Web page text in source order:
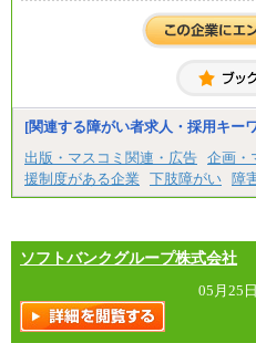
[関連する障がい者求人・採用キー
出版・マスコミ関連・広告 企画・
援制度がある企業
下肢障がい 障
ソフトバンクグループ株式会社
05月25